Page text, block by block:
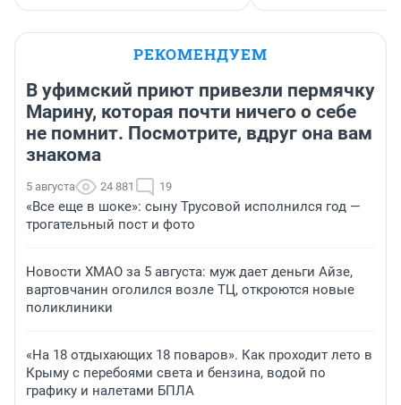
РЕКОМЕНДУЕМ
В уфимский приют привезли пермячку
Марину, которая почти ничего о себе
не помнит. Посмотрите, вдруг она вам
знакома
5 августа 24 881 19
«Все еще в шоке»: сыну Трусовой исполнился год —
трогательный пост и фото
Новости ХМАО за 5 августа: муж дает деньги Айзе,
вартовчанин оголился возле ТЦ, откроются новые
поликлиники
«На 18 отдыхающих 18 поваров». Как проходит лето в
Крыму с перебоями света и бензина, водой по
графику и налетами БПЛА